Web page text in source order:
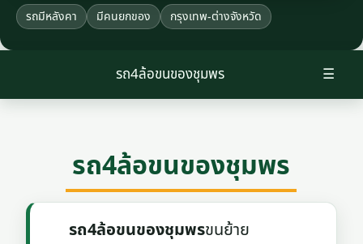
รถมีหลังคา มีคนยกของ กรุงเทพ-ต่างจังหวัด
☰
รถ4ล้อขนของชุมพร
รถ4ล้อขนของชุมพร
รถ4ล้อขนของชุมพรขนย้าย